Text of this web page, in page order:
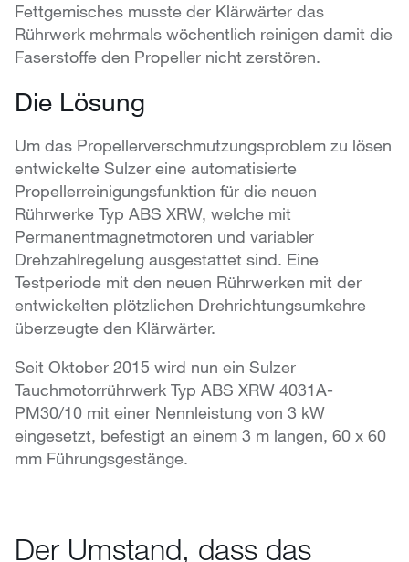
Fettgemisches musste der Klärwärter das
Rührwerk mehrmals wöchentlich reinigen damit die
Faserstoffe den Propeller nicht zerstören.
Die Lösung
Um das Propellerverschmutzungsproblem zu lösen
entwickelte Sulzer eine automatisierte
Propellerreinigungsfunktion für die neuen
Rührwerke Typ ABS XRW, welche mit
Permanentmagnetmotoren und variabler
Drehzahlregelung ausgestattet sind. Eine
Testperiode mit den neuen Rührwerken mit der
entwickelten plötzlichen Drehrichtungsumkehre
überzeugte den Klärwärter.
Seit Oktober 2015 wird nun ein Sulzer
Tauchmotorrührwerk Typ ABS XRW 4031A-
PM30/10 mit einer Nennleistung von 3 kW
eingesetzt, befestigt an einem 3 m langen, 60 x 60
mm Führungsgestänge.
Der Umstand, dass das